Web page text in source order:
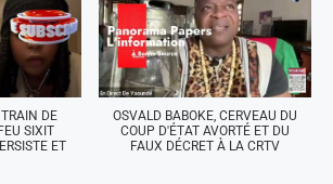
DE
SIXIT
ET
OSVALD BABOKE, CERVEAU DU
COUP D'ÉTAT AVORTÉ ET DU
FAUX DÉCRET À LA CRTV